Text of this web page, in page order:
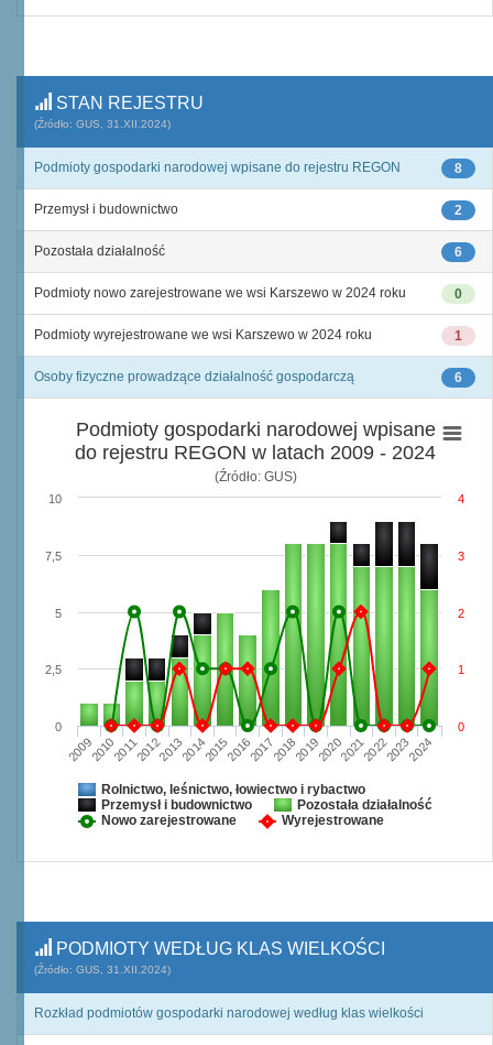
STAN REJESTRU
(Źródło: GUS, 31.XII.2024)
8
Podmioty gospodarki narodowej wpisane do rejestru REGON
2
Przemysł i budownictwo
6
Pozostała działalność
0
Podmioty nowo zarejestrowane we wsi Karszewo w 2024 roku
1
Podmioty wyrejestrowane we wsi Karszewo w 2024 roku
6
Osoby fizyczne prowadzące działalność gospodarczą
Podmioty gospodarki narodowej wpisane
do rejestru REGON w latach 2009 - 2024
(Źródło: GUS)
2009201020112012201320142015201620172018201920202021202220232024
0
2,5
5
7,5
10
0
1
2
3
4
Rolnictwo, leśnictwo, łowiectwo i rybactwo
Przemysł i budownictwo
Pozostała działalność
Nowo zarejestrowane
Wyrejestrowane
PODMIOTY WEDŁUG KLAS WIELKOŚCI
(Źródło: GUS, 31.XII.2024)
Rozkład podmiotów gospodarki narodowej według klas wielkości